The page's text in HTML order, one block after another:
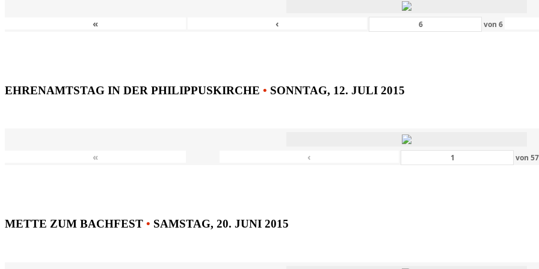
« ‹ von6
EHRENAMTSTAG IN DER PHILIPPUSKIRCHE • SONNTAG, 12. JULI 2015
« ‹ von57
METTE ZUM BACHFEST • SAMSTAG, 20. JUNI 2015